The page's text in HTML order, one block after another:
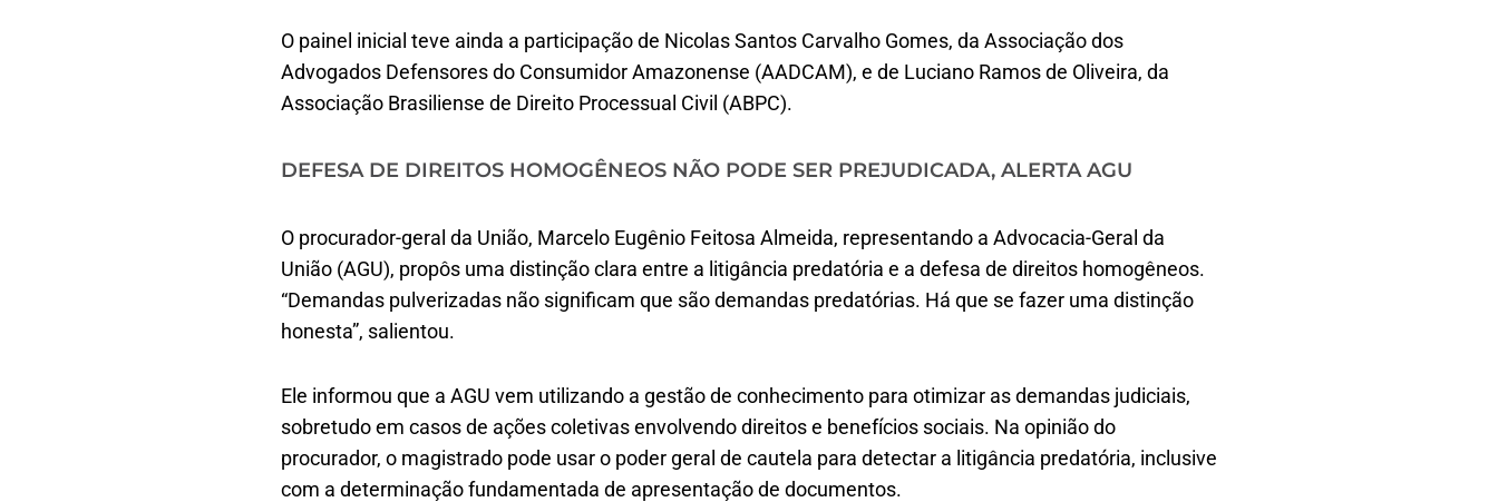
O painel inicial teve ainda a participação de Nicolas Santos Carvalho Gomes, da Associação dos
Advogados Defensores do Consumidor Amazonense (AADCAM), e de Luciano Ramos de Oliveira, da
Associação Brasiliense de Direito Processual Civil (ABPC).
DEFESA DE DIREITOS HOMOGÊNEOS NÃO PODE SER PREJUDICADA, ALERTA AGU
O procurador-geral da União, Marcelo Eugênio Feitosa Almeida, representando a Advocacia-Geral da
União (AGU), propôs uma distinção clara entre a litigância predatória e a defesa de direitos homogêneos.
“Demandas pulverizadas não significam que são demandas predatórias. Há que se fazer uma distinção
honesta”, salientou.
Ele informou que a AGU vem utilizando a gestão de conhecimento para otimizar as demandas judiciais,
sobretudo em casos de ações coletivas envolvendo direitos e benefícios sociais. Na opinião do
procurador, o magistrado pode usar o poder geral de cautela para detectar a litigância predatória, inclusive
com a determinação fundamentada de apresentação de documentos.